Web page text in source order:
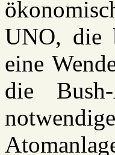
UNO, die
eine
die